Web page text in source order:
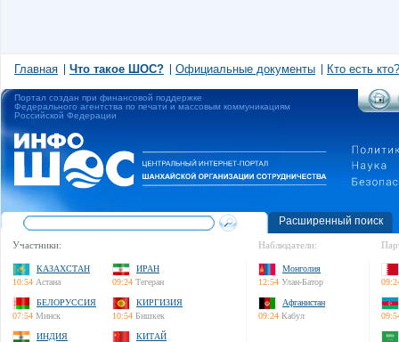
Главная Что такое ШОС? Официальные документы Кто есть кто?
Портал создан при финансовой поддержке
Федерального агентства по печати и массовым коммуникациям
Российской Федерации
Расширенный поиск
Участники:
КАЗАХСТАН
10:54 Астана
ИРАН
09:24 Тегеран
БЕЛОРУССИЯ
07:54 Минск
КИРГИЗИЯ
10:54 Бишкек
ИНДИЯ
КИТАЙ
Наблюдатели:
Монголия
12:54 Улан-Батор
Афганистан
09:24 Кабул